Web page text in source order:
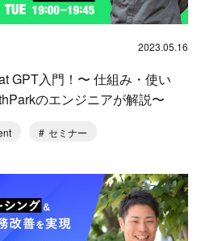
2023.05.16
GPT入門！〜 仕組み・使い
のエンジニアが解説〜
セミナー